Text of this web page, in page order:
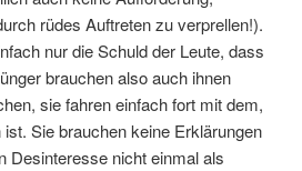
rüdes Auftreten zu verprellen!).
nur die Schuld der Leute, dass
brauchen also auch ihnen
sie fahren einfach fort mit dem,
Sie brauchen keine Erklärungen
Desinteresse nicht einmal als